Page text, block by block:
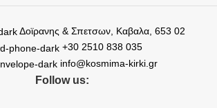
Δοϊρανης & Σπετσων, Καβαλα, 653 02
+30 2510 838 035
info@kosmima-kirki.gr
Follow us: